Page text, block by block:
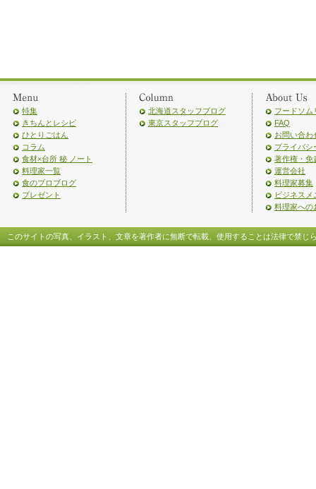
特集
きちんとレシピ
ひとりごはん
コラム
食材×台所 秘 ノート
料理家一覧
食のプロブログ
プレゼント
北海道スタッフブログ
東京スタッフブログ
フードソム
FAQ
お問い合わ
プライバシ
著作権・免
運営会社
料理家募集
ビジネスメ
料理家への
このサイトの写真、イラスト、文章を著作者に無断で転載、使用することは法律で禁じ